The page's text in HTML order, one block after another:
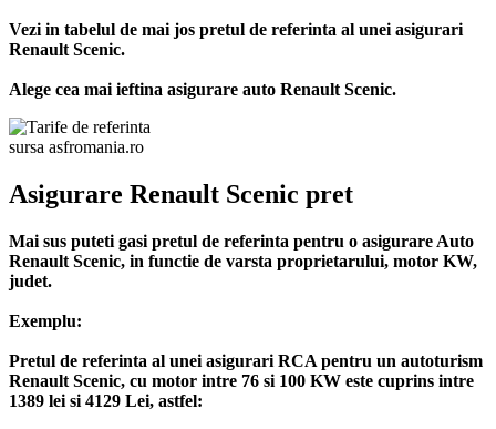
Vezi in tabelul de mai jos pretul de referinta al unei asigurari
Renault Scenic.
Alege cea mai ieftina asigurare auto Renault Scenic.
sursa asfromania.ro
Asigurare Renault Scenic pret
Mai sus puteti gasi pretul de referinta pentru o asigurare Auto
Renault Scenic, in functie de varsta proprietarului, motor KW,
judet.
Exemplu:
Pretul de referinta al unei asigurari RCA pentru un autoturism
Renault Scenic, cu motor intre 76 si 100 KW este cuprins intre
1389 lei si 4129 Lei, astfel: